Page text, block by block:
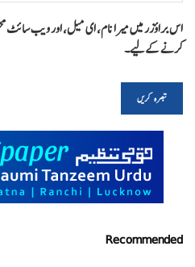
اس براؤزر میں میرا نام، ای میل، اور ویب سائٹ
کرنے کےلیے۔
Recommended